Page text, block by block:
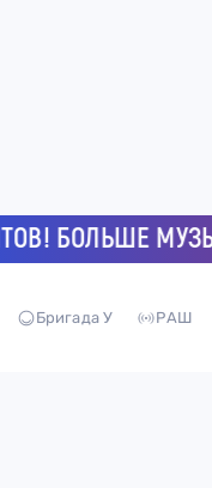
БОЛЬШЕ
Бригада У РАШ